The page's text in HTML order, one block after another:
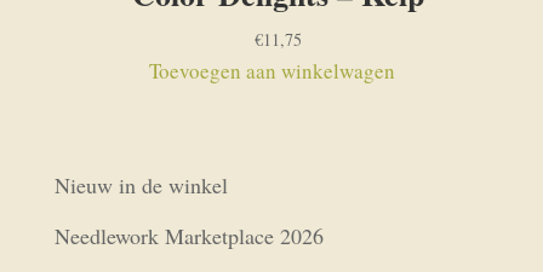
€11,75
Toevoegen aan winkelwagen
Nieuw in de winkel
Needlework Marketplace 2026